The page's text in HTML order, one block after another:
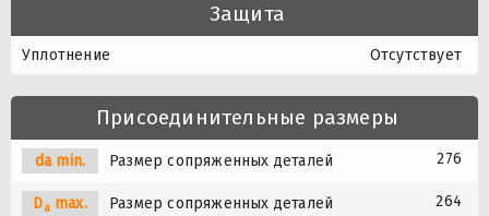
Защита
Уплотнение Отсутствует
Присоединительные размеры
da min. Размер сопряженных деталей 276
Damax. Размер сопряженных деталей 264